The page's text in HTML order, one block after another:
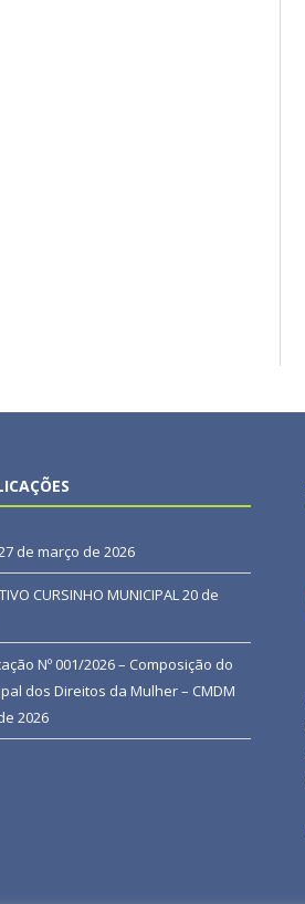
de março de 2026
CURSINHO MUNICIPAL20 de
Nº 001/2026 – Composição do
dos Direitos da Mulher – CMDM
2026